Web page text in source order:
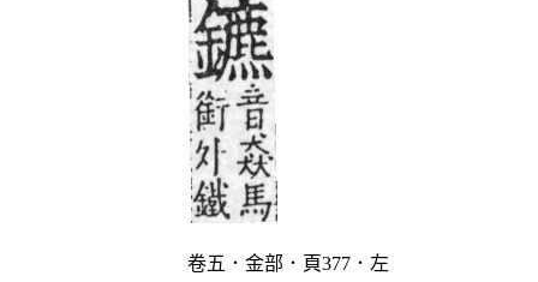
卷五．金部．頁377．左